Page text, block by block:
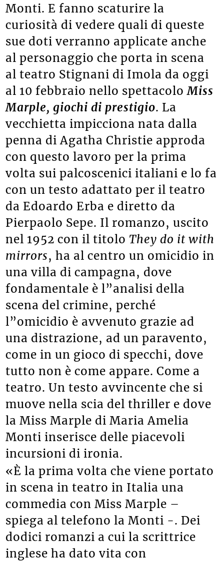
Monti. E fanno scaturire la
curiosità di vedere quali di queste
sue doti verranno applicate anche
al personaggio che porta in scena
al teatro Stignani di Imola da oggi
al 10 febbraio nello spettacoloMiss
Marple, giochi di prestigio. La
vecchietta impicciona nata dalla
penna di Agatha Christie approda
con questo lavoro per la prima
volta sui palcoscenici italiani e lo fa
con un testo adattato per il teatro
da Edoardo Erba e diretto da
Pierpaolo Sepe. Il romanzo, uscito
nel 1952 con il titolo They do it with
mirrors, ha al centro un omicidio in
una villa di campagna, dove
fondamentale è l”analisi della
scena del crimine, perché
l”omicidio è avvenuto grazie ad
una distrazione, ad un paravento,
come in un gioco di specchi, dove
tutto non è come appare. Come a
teatro. Un testo avvincente che si
muove nella scia del thriller e dove
la Miss Marple di Maria Amelia
Monti inserisce delle piacevoli
incursioni di ironia.
«È la prima volta che viene portato
in scena in teatro in Italia una
commedia con Miss Marple –
spiega al telefono la Monti -. Dei
dodici romanzi a cui la scrittrice
inglese ha dato vita con